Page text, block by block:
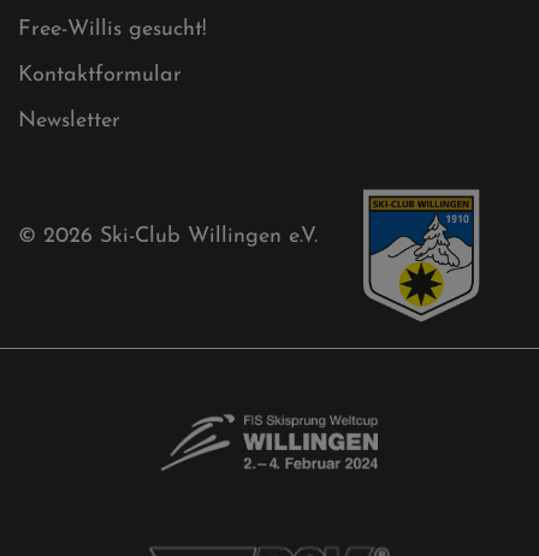
Akkreditierungsantrag
Free-Willis gesucht!
Kontaktformular